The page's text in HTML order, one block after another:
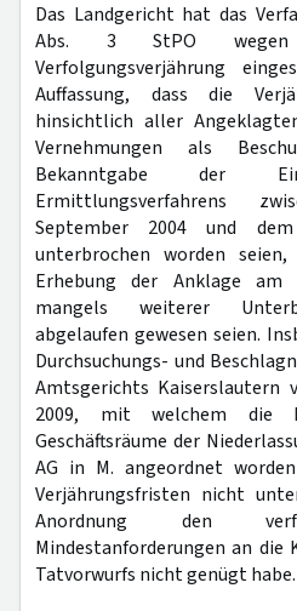
Das Landgericht hat das
Abs. 3 StPO wegen
Verfolgungsverjährung
Auffassung, dass die
hinsichtlich aller
Vernehmungen als
Bekanntgabe der
Ermittlungsverfahrens
September 2004 und
unterbrochen worden
Erhebung der Anklage am
mangels weiterer
abgelaufen gewesen seien.
Durchsuchungs- und
Amtsgerichts Kaiserslautern
2009, mit welchem die
Geschäftsräume der
AG in M. angeordnet
Verjährungsfristen nicht
Anordnung den
Mindestanforderungen an die
Tatvorwurfs nicht genügt habe.